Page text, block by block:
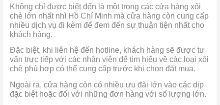
Không chỉ được biết đến là một trong các cửa hàng xôi
chè lớn nhất nhì Hồ Chí Minh mà cửa hàng còn cung cấp
nhiều dịch vụ đi kèm để đem đến sự thuận tiện nhất cho
khách hàng.
Đặc biệt, khi liên hệ đến hotline, khách hàng sẽ được tư
vấn trực tiếp với các nhân viên để tìm hiểu về các loại xôi
chè phù hợp có thể cung cấp trước khi chọn đặt mua.
Ngoài ra, cửa hàng còn có nhiều ưu đãi lớn vào các dịp
đặc biệt hoặc đối với những đơn hàng với số lượng lớn.